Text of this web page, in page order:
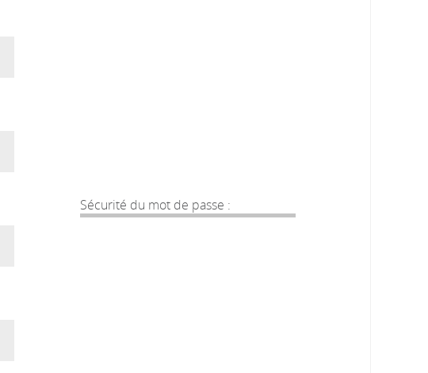
Sécurité du mot de passe :